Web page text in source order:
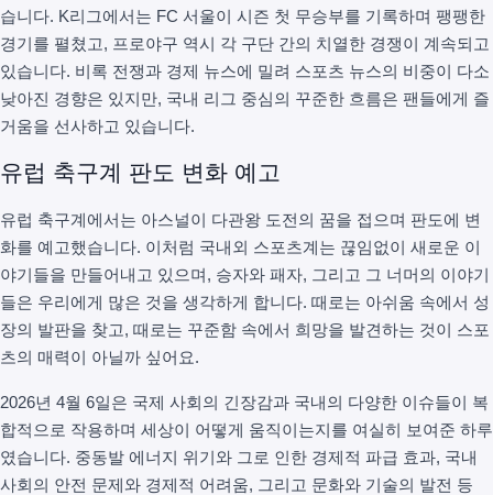
습니다. K리그에서는 FC 서울이 시즌 첫 무승부를 기록하며 팽팽한
경기를 펼쳤고, 프로야구 역시 각 구단 간의 치열한 경쟁이 계속되고
있습니다. 비록 전쟁과 경제 뉴스에 밀려 스포츠 뉴스의 비중이 다소
낮아진 경향은 있지만, 국내 리그 중심의 꾸준한 흐름은 팬들에게 즐
거움을 선사하고 있습니다.
유럽 축구계 판도 변화 예고
유럽 축구계에서는 아스널이 다관왕 도전의 꿈을 접으며 판도에 변
화를 예고했습니다. 이처럼 국내외 스포츠계는 끊임없이 새로운 이
야기들을 만들어내고 있으며, 승자와 패자, 그리고 그 너머의 이야기
들은 우리에게 많은 것을 생각하게 합니다. 때로는 아쉬움 속에서 성
장의 발판을 찾고, 때로는 꾸준함 속에서 희망을 발견하는 것이 스포
츠의 매력이 아닐까 싶어요.
2026년 4월 6일은 국제 사회의 긴장감과 국내의 다양한 이슈들이 복
합적으로 작용하며 세상이 어떻게 움직이는지를 여실히 보여준 하루
였습니다. 중동발 에너지 위기와 그로 인한 경제적 파급 효과, 국내
사회의 안전 문제와 경제적 어려움, 그리고 문화와 기술의 발전 등